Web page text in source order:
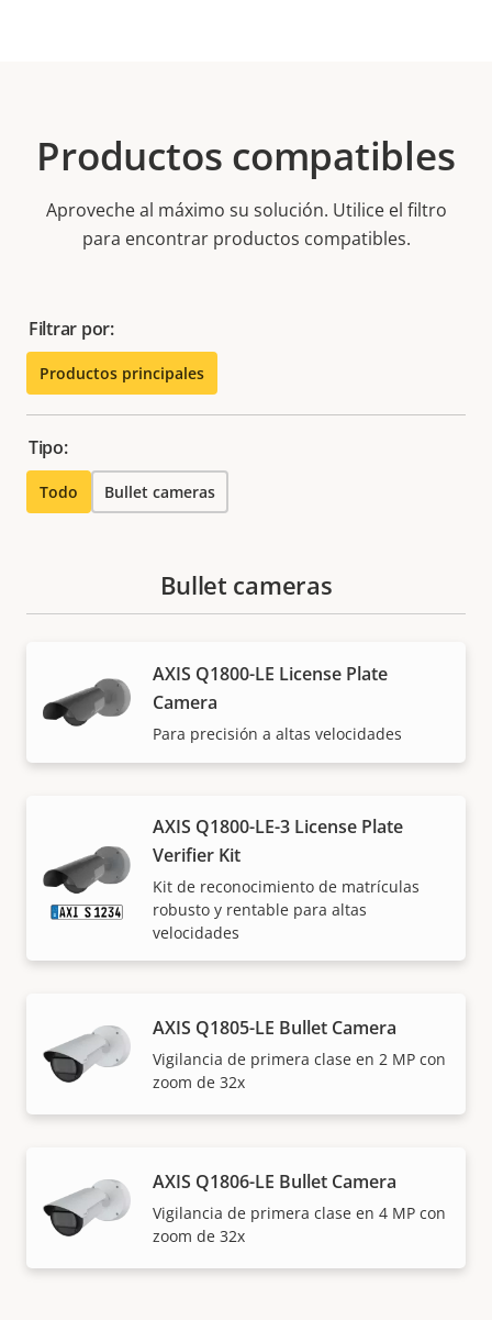
Productos compatibles
Aproveche al máximo su solución. Utilice el filtro
para encontrar productos compatibles.
Filtrar por:
Productos principales
Tipo:
Todo Bullet cameras
Bullet cameras
AXIS Q1800-LE License Plate
Camera
Para precisión a altas velocidades
AXIS Q1800-LE-3 License Plate
Verifier Kit
Kit de reconocimiento de matrículas
robusto y rentable para altas
velocidades
AXIS Q1805-LE Bullet Camera
Vigilancia de primera clase en 2 MP con
zoom de 32x
AXIS Q1806-LE Bullet Camera
Vigilancia de primera clase en 4 MP con
zoom de 32x